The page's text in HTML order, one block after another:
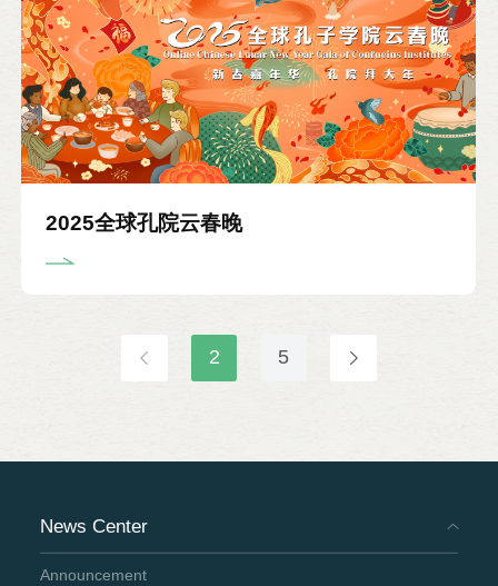
到繁花似锦的20年征程。同时也有新建孔院和第
一次担任中方院长的新“孔院人”，他们充满奋斗
的热情和对未来的期待。冬日里，经验与灵感碰
撞出火花，传承与创新相互交融，一代代“孔院
人”薪火相传，共同谱写了一曲孔子学院繁荣发展
的赞歌。 中方院长队伍的建设和成长，离不开中
学院事业发展。2024年，适逢孔子学院品牌创立
与参训院长在镜头前为孔子学院送上生日祝福，
70岁生日。
2025全球孔院云春晚
2 5
News Center
Announcement